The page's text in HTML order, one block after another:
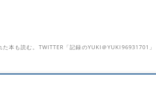
本も読む。TWITTER「記録のYUKI＠YUKI96931701」